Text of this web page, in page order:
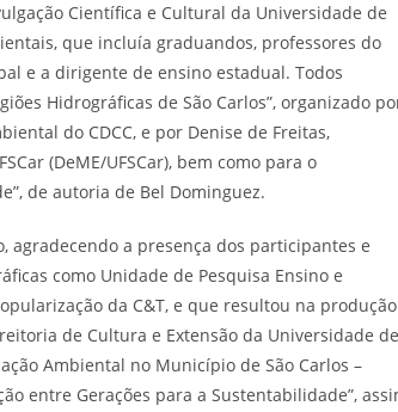
Científica e Cultural da Universidade de
que incluía graduandos, professores do
e a dirigente de ensino estadual. Todos
Hidrográficas de São Carlos”, organizado
do CDCC, e por Denise de Freitas,
(DeME/UFSCar), bem como para o
de autoria de Bel Dominguez.
agradecendo a presença dos participantes e
como Unidade de Pesquisa Ensino e
da C&T, e que resultou na produção
de Cultura e Extensão da Universidade de
Ambiental no Município de São Carlos –
entre Gerações para a Sustentabilidade”,